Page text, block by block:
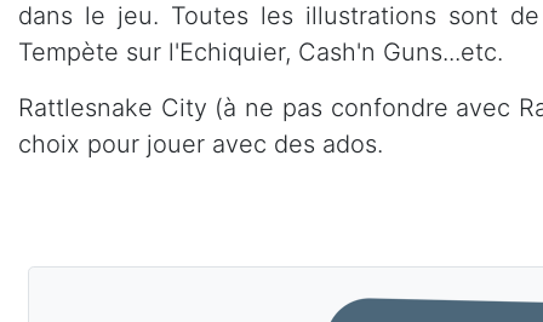
dans le jeu. Toutes les illustrations sont
Tempète sur l'Echiquier, Cash'n Guns...etc.
Rattlesnake City (à ne pas confondre avec
choix pour jouer avec des ados.